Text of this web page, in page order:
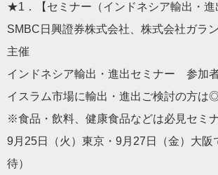
★1．【セミナー（インドネシア輸出・進
SMBC日興證券株式会社、株式会社ガラ
主催
インドネシア輸出・進出セミナー 参加者
イスラム市場に輸出・進出ご検討の方は◎
※食品・飲料、健康食品などは必見セミ
9月25日（火）東京・9月27日（金）大阪
待）